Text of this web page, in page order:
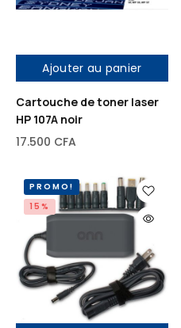
Ajouter au panier
Cartouche de toner laser
HP 107A noir
17.500 CFA
PROMO!
15%